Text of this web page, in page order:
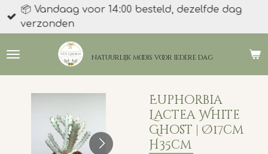
Ga
direct
de
natuurlijk moois voor iedere dag
📦 Vandaag voor 14:00 besteld, dezelfde dag
verzonden
Euphorbia
Lactea White
Ghost | Ø17cm
H35cm